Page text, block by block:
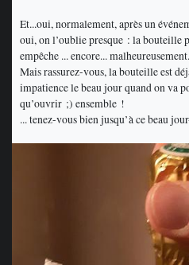
Et...oui, normalement, après un
oui, on l’oublie presque : la bouteille
empêche ... encore... malheureusement.
Mais rassurez-vous, la bouteille est
impatience le beau jour quand on va
qu’ouvrir ;) ensemble !
... tenez-vous bien jusqu’à ce beau